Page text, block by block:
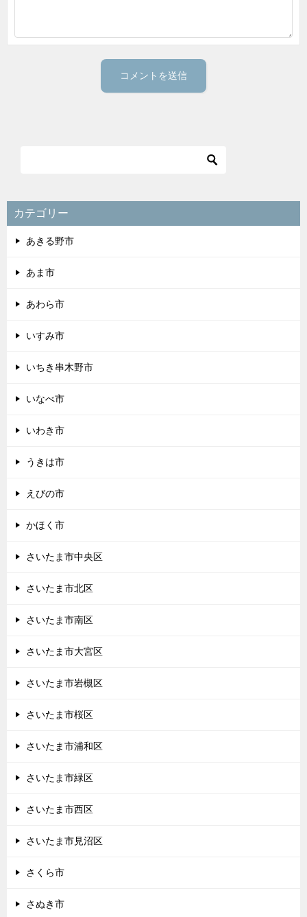
カテゴリー
あきる野市
あま市
あわら市
いすみ市
いちき串木野市
いなべ市
いわき市
うきは市
えびの市
かほく市
さいたま市中央区
さいたま市北区
さいたま市南区
さいたま市大宮区
さいたま市岩槻区
さいたま市桜区
さいたま市浦和区
さいたま市緑区
さいたま市西区
さいたま市見沼区
さくら市
さぬき市